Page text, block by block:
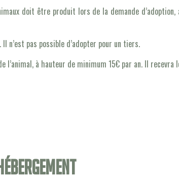
doit être produit lors de la demande
n’est pas possible d’adopter pour un tiers.
l’animal, à hauteur de minimum 15€ par an. Il
Hébergement